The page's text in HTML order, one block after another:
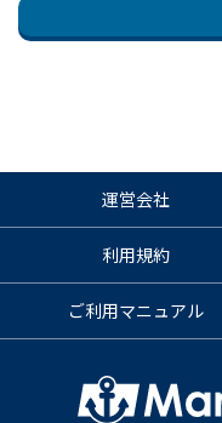
運営会社
利用規約
ご利用マニュアル